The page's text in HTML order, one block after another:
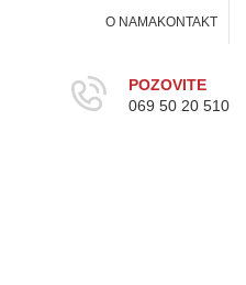
O NAMAKONTAKT
POZOVITE
069 50 20 510